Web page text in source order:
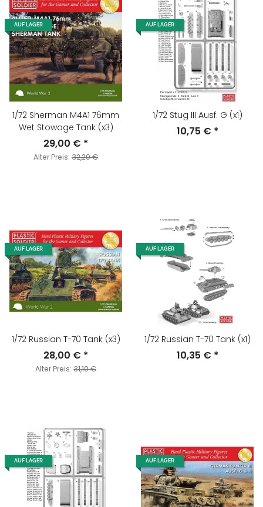
AUF LAGER
1/72 Sherman M4A1 76mm
Wet Stowage Tank (x3)
29,00 € *
Alter Preis: 32,20 €
AUF LAGER
1/72 Stug III Ausf. G (x1)
10,75 € *
AUF LAGER
1/72 Russian T-70 Tank (x3)
28,00 € *
Alter Preis: 31,10 €
AUF LAGER
1/72 Russian T-70 Tank (x1)
10,35 € *
AUF LAGER AUF LAGER